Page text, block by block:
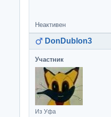
Неактивен
DonDublon3
Участник
Из Уфа